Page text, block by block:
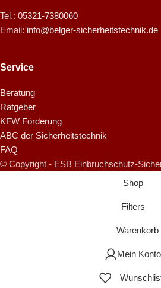
Tel.: 05321-7380060
Email: info@belger-sicherheitstechnik.de
Service
Beratung
Ratgeber
KFW Förderung
ABC der Sicherheitstechnik
FAQ
© Copyright - ESB Einbruchschutz-
Shop
Filters
Warenkorb
Mein Konto